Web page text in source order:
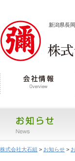
新潟県長
株式会社大石組 > お知らせ >